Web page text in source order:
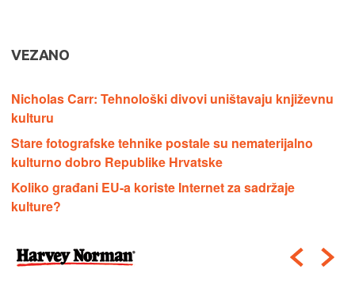
VEZANO
Nicholas Carr: Tehnološki divovi uništavaju književnu
kulturu
Stare fotografske tehnike postale su nematerijalno
kulturno dobro Republike Hrvatske
Koliko građani EU-a koriste Internet za sadržaje
kulture?